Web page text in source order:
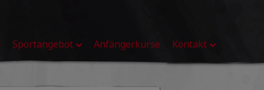
Sportangebot Anfängerkurse Kontakt